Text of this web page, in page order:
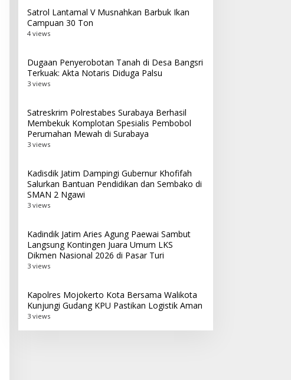
Satrol Lantamal V Musnahkan Barbuk Ikan
Campuan 30 Ton
4 views
Dugaan Penyerobotan Tanah di Desa Bangsri
Terkuak: Akta Notaris Diduga Palsu
3 views
Satreskrim Polrestabes Surabaya Berhasil
Membekuk Komplotan Spesialis Pembobol
Perumahan Mewah di Surabaya
3 views
Kadisdik Jatim Dampingi Gubernur Khofifah
Salurkan Bantuan Pendidikan dan Sembako di
SMAN 2 Ngawi
3 views
Kadindik Jatim Aries Agung Paewai Sambut
Langsung Kontingen Juara Umum LKS
Dikmen Nasional 2026 di Pasar Turi
3 views
Kapolres Mojokerto Kota Bersama Walikota
Kunjungi Gudang KPU Pastikan Logistik Aman
3 views